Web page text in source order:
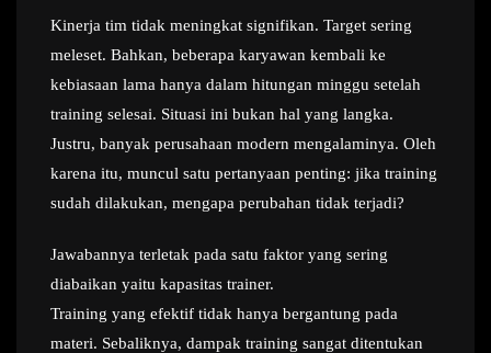
Kinerja tim tidak meningkat signifikan. Target sering
meleset. Bahkan, beberapa karyawan kembali ke
kebiasaan lama hanya dalam hitungan minggu setelah
training selesai. Situasi ini bukan hal yang langka.
Justru, banyak perusahaan modern mengalaminya. Oleh
karena itu, muncul satu pertanyaan penting: jika training
sudah dilakukan, mengapa perubahan tidak terjadi?
Jawabannya terletak pada satu faktor yang sering
diabaikan yaitu kapasitas trainer.
Training yang efektif tidak hanya bergantung pada
materi. Sebaliknya, dampak training sangat ditentukan